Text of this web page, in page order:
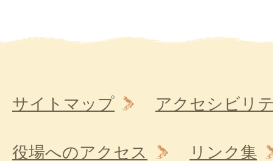
サイトマップ アクセシビリ
役場へのアクセス リンク集